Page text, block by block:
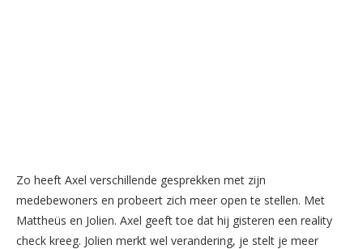
Zo heeft Axel verschillende gesprekken met zijn
medebewoners en probeert zich meer open te stellen. Met
Mattheüs en Jolien. Axel geeft toe dat hij gisteren een reality
check kreeg. Jolien merkt wel verandering, je stelt je meer